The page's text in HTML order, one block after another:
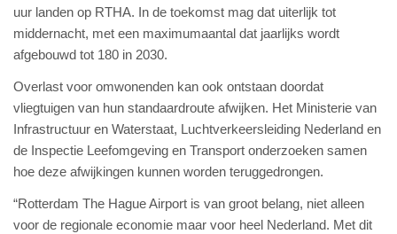
uur landen op RTHA. In de toekomst mag dat uiterlijk tot
middernacht, met een maximumaantal dat jaarlijks wordt
afgebouwd tot 180 in 2030.
Overlast voor omwonenden kan ook ontstaan doordat
vliegtuigen van hun standaardroute afwijken. Het Ministerie van
Infrastructuur en Waterstaat, Luchtverkeersleiding Nederland en
de Inspectie Leefomgeving en Transport onderzoeken samen
hoe deze afwijkingen kunnen worden teruggedrongen.
“Rotterdam The Hague Airport is van groot belang, niet alleen
voor de regionale economie maar voor heel Nederland. Met dit